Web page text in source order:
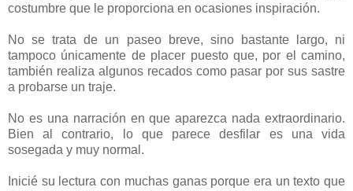
costumbre que le proporciona en ocasiones inspiración.
No se trata de un paseo breve, sino bastante largo, ni
tampoco únicamente de placer puesto que, por el camino,
también realiza algunos recados como pasar por sus sastre
a probarse un traje.
No es una narración en que aparezca nada extraordinario.
Bien al contrario, lo que parece desfilar es una vida
sosegada y muy normal.
Inicié su lectura con muchas ganas porque era un texto que